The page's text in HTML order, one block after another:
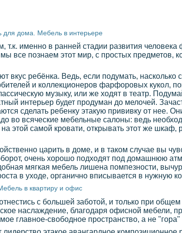
для дома. Мебель в интерьере
именно в ранней стадии развития человека
все познаем этот мир, с простых предметов,
вкус ребёнка. Ведь, если подумать, насколько
и коллекционеров фарфоровых кукол,
музыку, или же ходят в театр.
интерьер будет продуман до мелочей.
сделать ребенку этакую прививку от нее.
во всяческие мебельные салоны: ведь
этой самой кровати, открывать этот же шкаф,
царить в доме, и в таком случае вы
очень хорошо подходят под домашнюю
мягкая мебель лишена помпезности,
в уходе, органично вписывается в нужную
в квартиру и офис
с большей заботой, и только при общем
наслаждение, благодаря офисной мебели,
главное-свободное пространство, а не